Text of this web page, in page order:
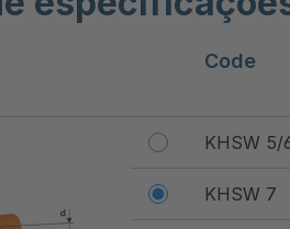
Code
KHSW 5/
KHSW 7